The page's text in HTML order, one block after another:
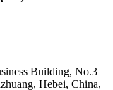
Building, No.3
Hebei, China,